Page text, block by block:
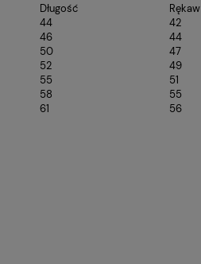
Długość
Rękaw
44
42
46
44
50
47
52
49
55
51
58
55
61 56